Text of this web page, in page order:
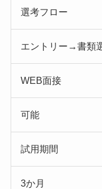
選考フロー
エントリー→書類
WEB面接
可能
試用期間
3か月